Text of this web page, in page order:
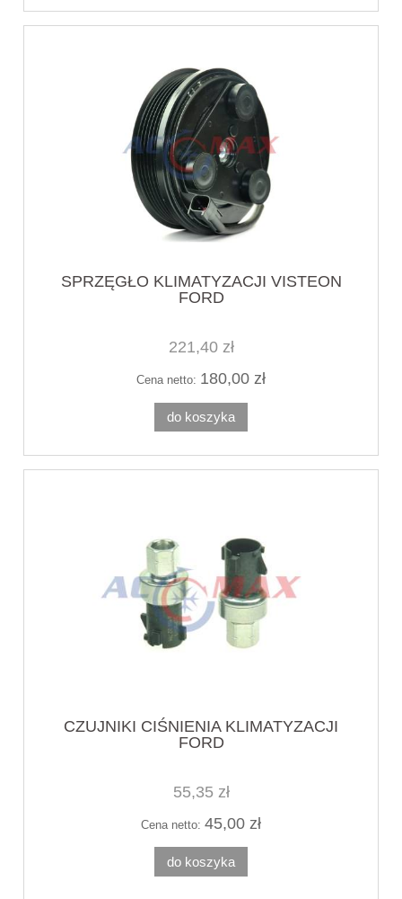
SPRZĘGŁO KLIMATYZACJI VISTEON
FORD
221,40 zł
Cena netto: 180,00 zł
do koszyka
CZUJNIKI CIŚNIENIA KLIMATYZACJI
FORD
55,35 zł
Cena netto: 45,00 zł
do koszyka